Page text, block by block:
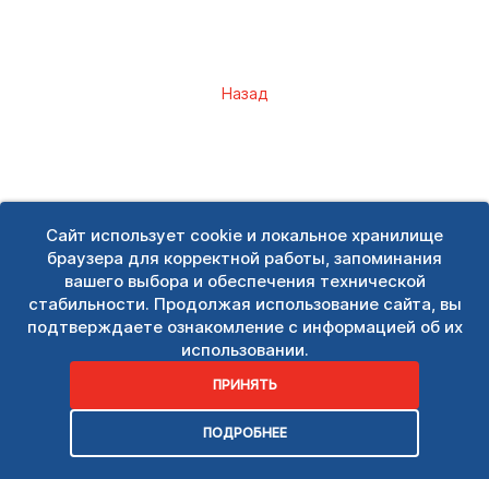
Сайт использует cookie и локальное хранилище
браузера для корректной работы, запоминания
вашего выбора и обеспечения технической
стабильности. Продолжая использование сайта, вы
подтверждаете ознакомление с информацией об их
использовании.
ПРИНЯТЬ
ПОДРОБНЕЕ
Назад